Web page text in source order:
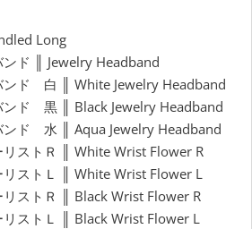
Long
ド ║ Jewelry Headband
ンド 白 ║ White Jewelry Headband
ンド 黒 ║ Black Jewelry Headband
ンド 水 ║ Aqua Jewelry Headband
ストＲ ║ White Wrist Flower R
リストＬ ║ White Wrist Flower L
リストＲ ║ Black Wrist Flower R
リストＬ ║ Black Wrist Flower L